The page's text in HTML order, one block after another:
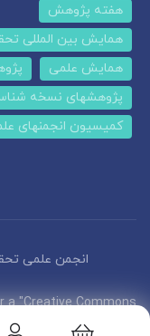
هفته پژوهش
همایش بین المللی
همایش علمی
پژوهشهای نسخه
کمیسیون انجمنهای
انجمن علمی
a "Creative Commons
(CC-BY 4.0)